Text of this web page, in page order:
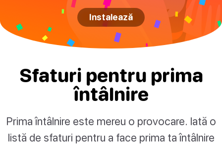
Instalează
Sfaturi pentru prima
întâlnire
Prima întâlnire este mereu o provocare. Iată o
listă de sfaturi pentru a face prima ta întâlnire